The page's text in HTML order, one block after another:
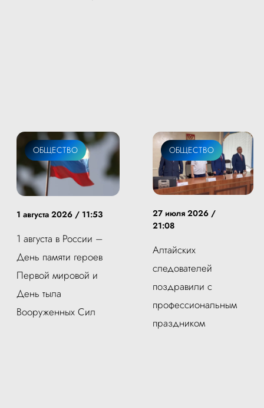
ОБЩЕСТВО
1 августа 2026 / 11:53
1 августа в России –
День памяти героев
Первой мировой и
День тыла
Вооруженных Сил
ОБЩЕСТВО
27 июля 2026 /
21:08
Алтайских
следователей
поздравили с
профессиональным
праздником